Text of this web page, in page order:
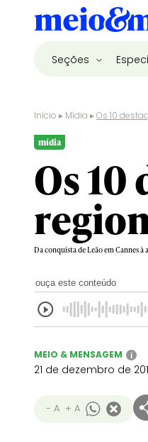
Seções
Início ▸ Mídia ▸Os 10
mídia
Os 10
Da conquista de Leão em Cannes
ouça este conteúdo
MEIO & MENSAGEM i
21 de dezembro de
- A + A